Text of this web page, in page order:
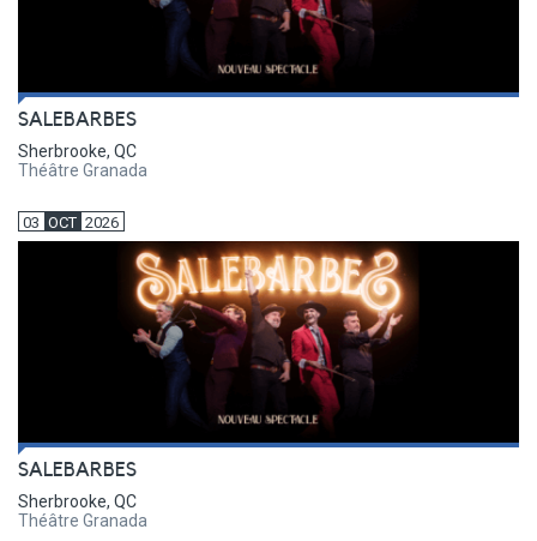
SALEBARBES
Sherbrooke, QC
Théâtre Granada
03 OCT 2026
SALEBARBES
Sherbrooke, QC
Théâtre Granada